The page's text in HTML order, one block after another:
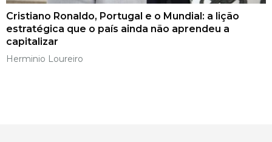
Cristiano Ronaldo, Portugal e o Mundial: a lição
estratégica que o país ainda não aprendeu a
capitalizar
Herminio Loureiro